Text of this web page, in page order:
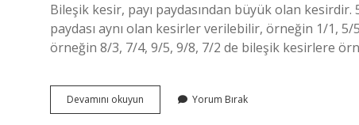
Bileşik kesir, payı paydasından büyük olan
paydası aynı olan kesirler verilebilir, örneğin 1/1, 5/
örneğin 8/3, 7/4, 9/5, 9/8, 7/2 de bileşik kesirlere
Devamını okuyun
Kesir
Yorum Bırak